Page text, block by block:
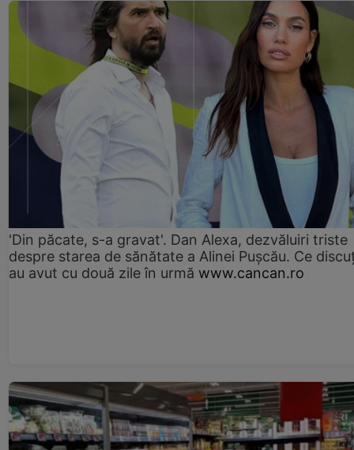
'Din păcate, s-a gravat'. Dan Alexa, dezvăluiri triste
despre starea de sănătate a Alinei Pușcău. Ce
au avut cu două zile în urmă www.cancan.ro